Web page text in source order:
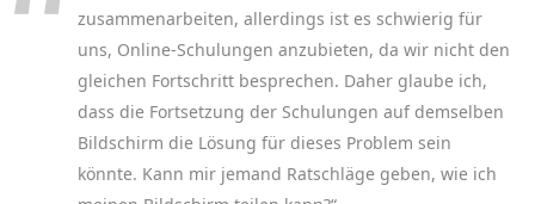
zusammenarbeiten, allerdings ist es schwierig für
uns, Online-Schulungen anzubieten, da wir nicht den
gleichen Fortschritt besprechen. Daher glaube ich,
dass die Fortsetzung der Schulungen auf demselben
Bildschirm die Lösung für dieses Problem sein
könnte. Kann mir jemand Ratschläge geben, wie ich